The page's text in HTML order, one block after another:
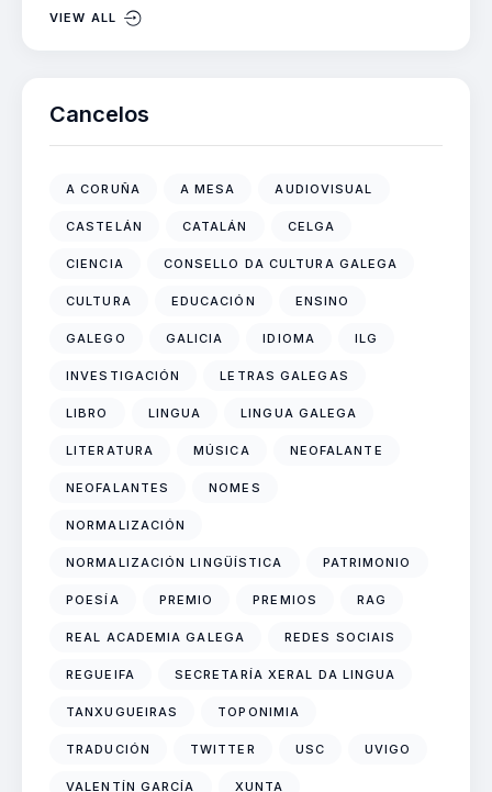
VIEW ALL
Cancelos
A CORUÑA A MESA AUDIOVISUAL
CASTELÁN CATALÁN CELGA
CIENCIA CONSELLO DA CULTURA GALEGA
CULTURA EDUCACIÓN ENSINO
GALEGO GALICIA IDIOMA ILG
INVESTIGACIÓN LETRAS GALEGAS
LIBRO LINGUA LINGUA GALEGA
LITERATURA MÚSICA NEOFALANTE
NEOFALANTES NOMES
NORMALIZACIÓN
NORMALIZACIÓN LINGÜÍSTICA PATRIMONIO
POESÍA PREMIO PREMIOS RAG
REAL ACADEMIA GALEGA REDES SOCIAIS
REGUEIFA SECRETARÍA XERAL DA LINGUA
TANXUGUEIRAS TOPONIMIA
TRADUCIÓN TWITTER USC UVIGO
VALENTÍN GARCÍA XUNTA